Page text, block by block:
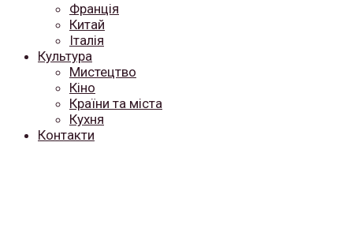
Франція
Китай
Італія
Культура
Мистецтво
Кіно
Країни та міста
Кухня
Контакти